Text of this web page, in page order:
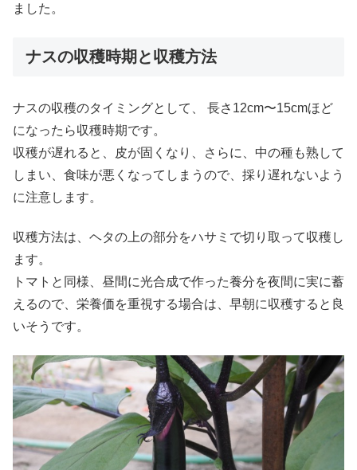
ました。
ナスの収穫時期と収穫方法
ナスの収穫のタイミングとして、 長さ12cm〜15cmほど
になったら収穫時期です。
収穫が遅れると、皮が固くなり、さらに、中の種も熟して
しまい、食味が悪くなってしまうので、採り遅れないよう
に注意します。
収穫方法は、ヘタの上の部分をハサミで切り取って収穫し
ます。
トマトと同様、昼間に光合成で作った養分を夜間に実に蓄
えるので、栄養価を重視する場合は、早朝に収穫すると良
いそうです。